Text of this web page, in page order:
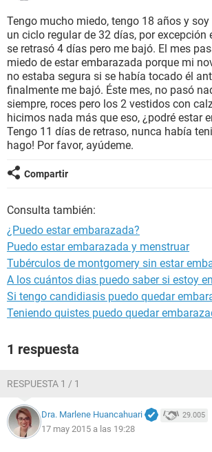
BIENESTAR
SEXUALIDAD
GLOSARIO
Tengo mucho miedo, tengo 18 años y
un ciclo regular de 32 días, por excepción
se retrasó 4 días pero me bajó. El mes
miedo de estar embarazada porque mi
no estaba segura si se había tocado él
finalmente me bajó. Éste mes, no pasó
siempre, roces pero los 2 vestidos con
hicimos nada más que eso, ¿podré estar
Tengo 11 días de retraso, nunca había
hago! Por favor, ayúdeme.
Compartir
Consulta también:
¿Puedo estar embarazada?
Puedo estar embarazada y menstruar
Tubérculos de montgomery sin estar
A los cuántos dias puedo saber si estoy
Si tengo candidiasis puedo quedar
Teniendo quistes puedo quedar
1 respuesta
RESPUESTA 1 / 1
Dra. Marlene Huancahuari 29.005
17 may 2015 a las 19:28